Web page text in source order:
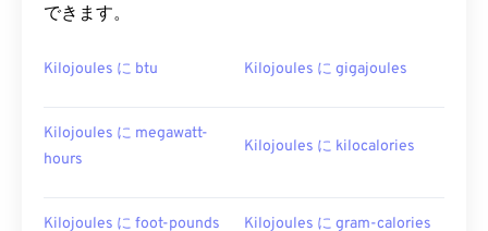
できます。
Kilojoules に btu Kilojoules に gigajoules
Kilojoules に megawatt-
hours
Kilojoules に kilocalories
Kilojoules に foot-pounds Kilojoules に gram-calories